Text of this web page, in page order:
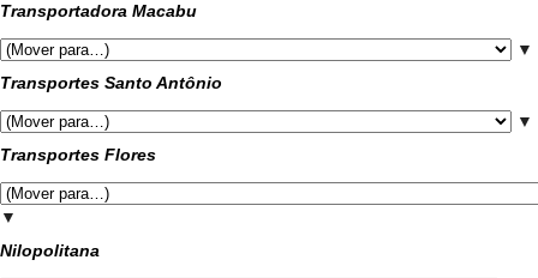
Transportadora Macabu
▼
Transportes Santo Antônio
▼
Transportes Flores
▼
Nilopolitana